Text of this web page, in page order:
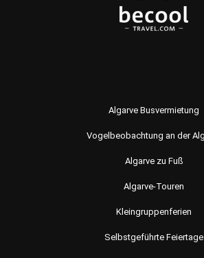
Algarve Busvermietung
Vogelbeobachtung an der
Algarve zu Fuß
Algarve-Touren
Kleingruppenferien
Selbstgeführte Feiertage